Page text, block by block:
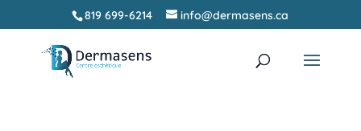
819 699-6214 info@dermasens.ca